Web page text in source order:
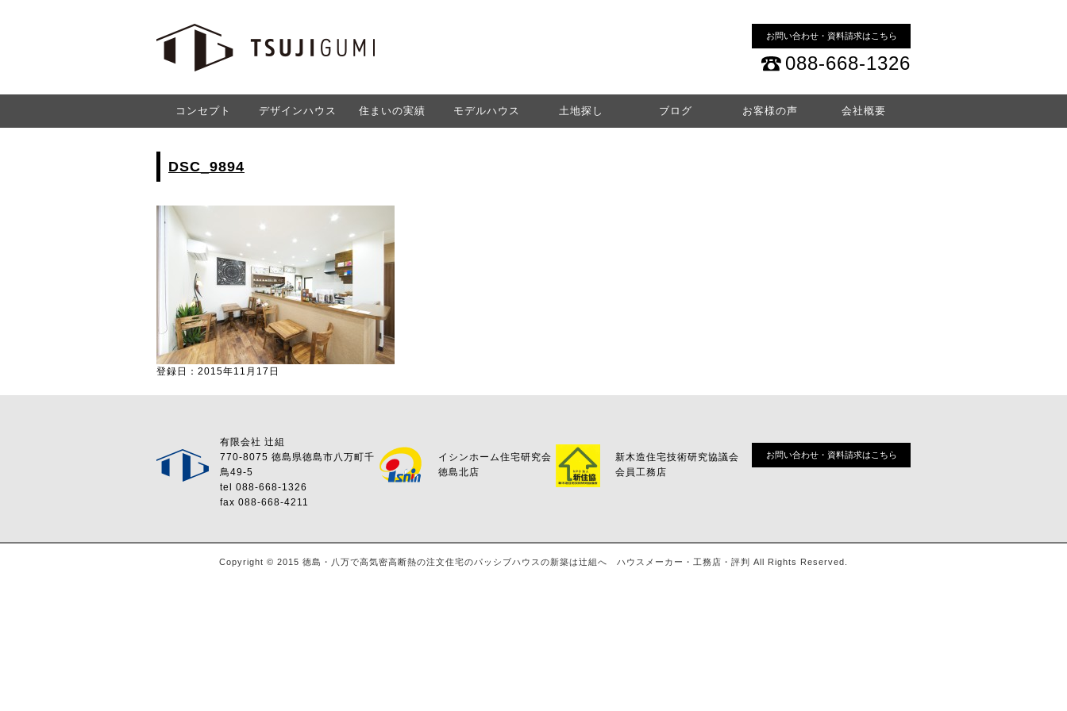
お問い合わせ・資料請求はこちら
088-668-1326
コンセプト デザインハウス 住まいの実績 モデルハウス 土地探し ブログ お客様の声 会社概要
DSC_9894
登録日：2015年11月17日
有限会社 辻組
770-8075 徳島県徳島市八万町千
鳥49-5
tel 088-668-1326
fax 088-668-4211
イシンホーム住宅研究会
徳島北店
新木造住宅技術研究協議会
会員工務店
お問い合わせ・資料請求はこちら
Copyright © 2015 徳島・八万で高気密高断熱の注文住宅のパッシブハウスの新築は辻組へ ハウスメーカー・工務店・評判 All Rights Reserved.